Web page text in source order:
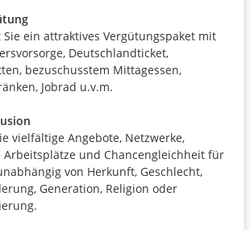
ein attraktives Vergütungspaket mit
Deutschlandticket,
bezuschusstem Mittagessen,
Jobrad u.v.m.
vielfältige Angebote, Netzwerke,
Arbeitsplätze und Chancengleichheit für
von Herkunft, Geschlecht,
Generation, Religion oder